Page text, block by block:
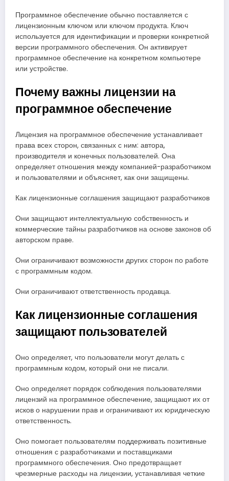
Программное обеспечение обычно поставляется с
лицензионным ключом или ключом продукта. Ключ
используется для идентификации и проверки конкретной
версии программного обеспечения. Он активирует
программное обеспечение на конкретном компьютере
или устройстве.
Почему важны лицензии на
программное обеспечение
Лицензия на программное обеспечение устанавливает
права всех сторон, связанных с ним: автора,
производителя и конечных пользователей. Она
определяет отношения между компанией-разработчиком
и пользователями и объясняет, как они защищены.
Как лицензионные соглашения защищают разработчиков
Они защищают интеллектуальную собственность и
коммерческие тайны разработчиков на основе законов об
авторском праве.
Они ограничивают возможности других сторон по работе
с программным кодом.
Они ограничивают ответственность продавца.
Как лицензионные соглашения
защищают пользователей
Оно определяет, что пользователи могут делать с
программным кодом, который они не писали.
Оно определяет порядок соблюдения пользователями
лицензий на программное обеспечение, защищают их от
исков о нарушении прав и ограничивают их юридическую
ответственность.
Оно помогает пользователям поддерживать позитивные
отношения с разработчиками и поставщиками
программного обеспечения. Оно предотвращает
чрезмерные расходы на лицензии, устанавливая четкие